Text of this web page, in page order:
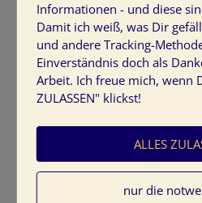
Farbkonzept-erstellen-wohnen-
Schreibe einen Kommentar
Deine E-Mail-Adresse wird
Erforderliche Felder sind mit*
Informationen - und diese
Damit ich weiß, was Dir
und andere Tracking-
Einverständnis doch als
Arbeit. Ich freue mich, wenn
ZULASSEN" klickst!
ALLES
nur die